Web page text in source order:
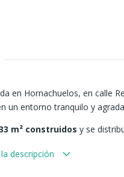
en Hornachuelos, en calle
un entorno tranquilo y
m² construidos y se
tres dormitorios, baño
descripción